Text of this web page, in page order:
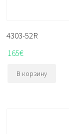
4303-52R
165€
В корзину